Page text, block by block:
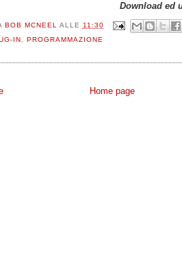
Download ed
BOB MCNEEL ALLE
11:30
IN , PROGRAMMAZIONE
Home page